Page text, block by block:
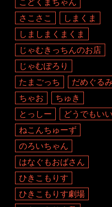
さこさこ
しまくま
しましまくまくま
じゃむきっちんのお店
じゃむぽろり
たまごっち
だめぐるみ
ちゃお
ちゅき
とっしー
どうでもいい
ねこんちゅーず
のろいちゃん
はなぐもおばさん
ひきこもりす
ひきこもりす劇場